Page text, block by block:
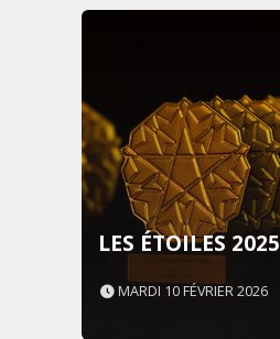
LES ÉTOILES 2025
MARDI 10 FÉVRIER 2026